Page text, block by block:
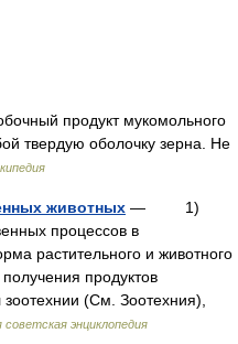
продукт мукомольного
твердую оболочку зерна. Не
животных — 1)
процессов в
растительного и животного
продуктов
(См. Зоотехния),
энциклопедия